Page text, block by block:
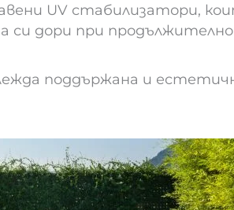
UV стабилизатори,
дори при продължително
поддържана и